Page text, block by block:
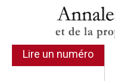
Lire un numéro